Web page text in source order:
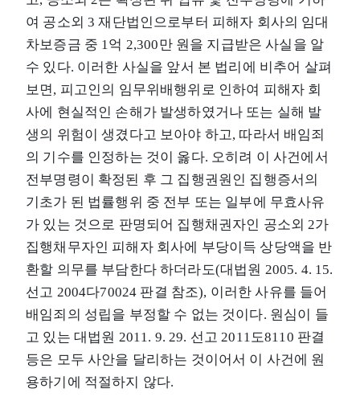
여 공소외 3 재단법인으로부터 피해자 회사의 임대
차보증금 중 1억 2,300만 원을 지급받은 사실을 알
수 있다. 이러한 사실을 앞서 본 법리에 비추어 살펴
보면, 피고인의 임무위배행위로 인하여 피해자 회
사에 현실적인 손해가 발생하였거나 또는 실해 발
생의 위험이 생겼다고 보아야 하고, 따라서 배임죄
의 기수를 인정하는 것이 옳다. 오히려 이 사건에서
전부명령이 확정된 후 그 집행권원인 집행증서의
기초가 된 법률행위 중 전부 또는 일부에 무효사유
가 있는 것으로 판명되어 집행채권자인 공소외 2가
집행채무자인 피해자 회사에 부당이득 상당액을 반
환할 의무를 부담한다 하더라도(대법원 2005. 4. 15.
선고 2004다70024 판결 참조), 이러한 사유를 들어
배임죄의 성립을 부정할 수 없는 것이다. 원심이 들
고 있는 대법원 2011. 9. 29. 선고 2011도8110 판결
등은 모두 사안을 달리하는 것이어서 이 사건에 원
용하기에 적절하지 않다.